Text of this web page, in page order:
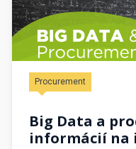
Procurement
Big Data a
informácií na